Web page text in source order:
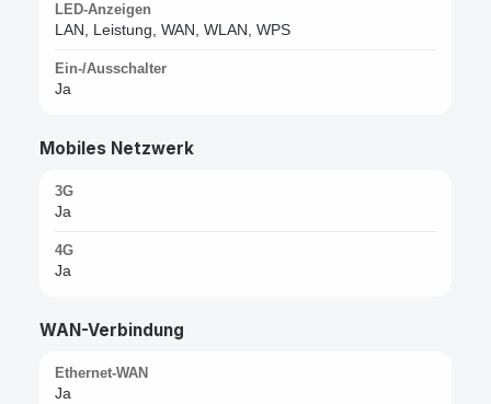
LED-Anzeigen
LAN, Leistung, WAN, WLAN, WPS
Ein-/Ausschalter
Ja
Mobiles Netzwerk
3G
Ja
4G
Ja
WAN-Verbindung
Ethernet-WAN
Ja